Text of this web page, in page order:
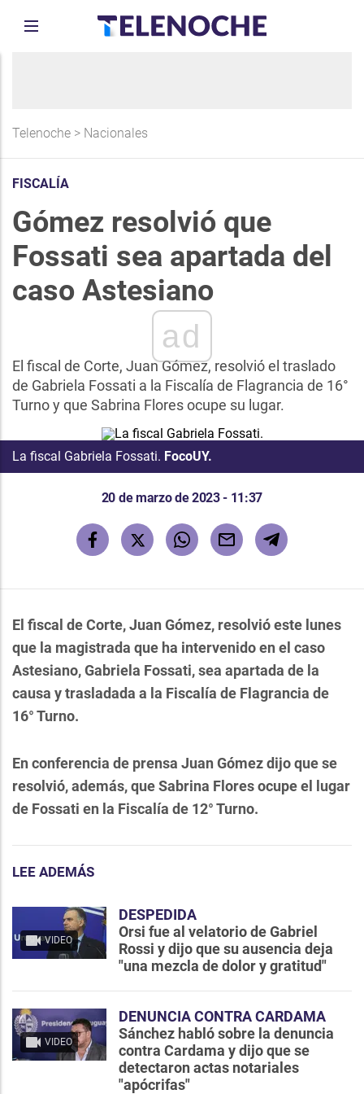
Telenoche > Nacionales
FISCALÍA
Gómez resolvió que
Fossati sea apartada del
caso Astesiano
ad
El fiscal de Corte, Juan Gómez, resolvió el traslado
de Gabriela Fossati a la Fiscalía de Flagrancia de 16°
Turno y que Sabrina Flores ocupe su lugar.
La fiscal Gabriela Fossati. FocoUY.
20 de marzo de 2023 - 11:37
El fiscal de Corte, Juan Gómez, resolvió este lunes
que la magistrada que ha intervenido en el caso
Astesiano, Gabriela Fossati, sea apartada de la
causa y trasladada a la Fiscalía de Flagrancia de
16° Turno.
En conferencia de prensa Juan Gómez dijo que se
resolvió, además, que Sabrina Flores ocupe el lugar
de Fossati en la Fiscalía de 12° Turno.
LEE ADEMÁS
VIDEO
DESPEDIDA
Orsi fue al velatorio de Gabriel
Rossi y dijo que su ausencia deja
"una mezcla de dolor y gratitud"
VIDEO
DENUNCIA CONTRA CARDAMA
Sánchez habló sobre la denuncia
contra Cardama y dijo que se
detectaron actas notariales
"apócrifas"